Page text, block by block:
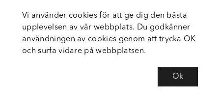
Vi använder cookies för att ge dig den bästa
upplevelsen av vår webbplats. Du godkänner
användningen av cookies genom att trycka OK
och surfa vidare på webbplatsen.
Ok